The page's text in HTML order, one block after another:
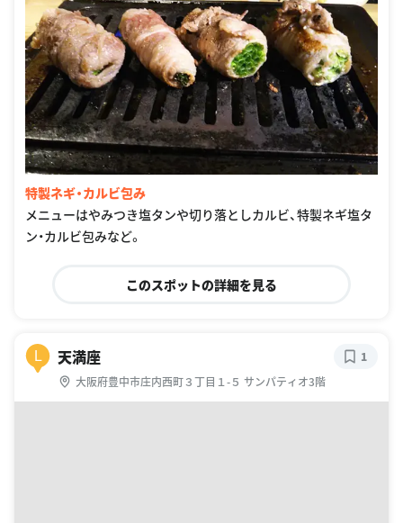
特製ネギ・カルビ包み
メニューはやみつき塩タンや切り落としカルビ、特製ネギ塩タ
ン・カルビ包みなど。
このスポットの詳細を見る
L 天満座
大阪府豊中市庄内西町３丁目１-５ サンパティオ3階
1